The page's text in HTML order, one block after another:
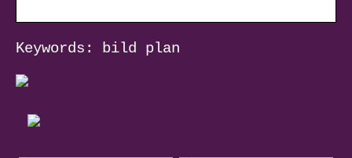
Keywords: bild plan